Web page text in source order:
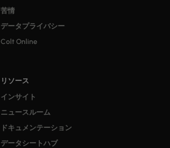
リソース
インサイト
ニュースルーム
ドキュメンテーション
データシートハブ
苦情
データプライバシー
Colt Online